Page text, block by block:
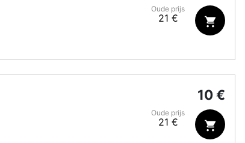
Oude prijs
21 €
Oude prijs
21 €
10 €